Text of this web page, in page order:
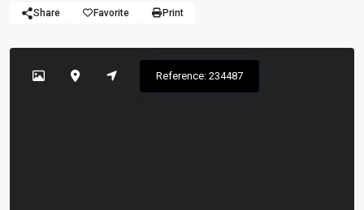
Share Favorite Print
Reference: 234487